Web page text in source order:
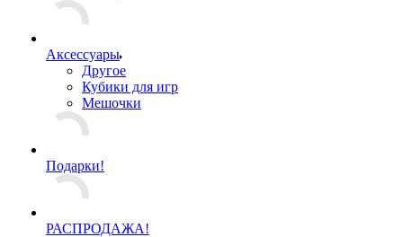
Аксессуары
Другое
Кубики для игр
Мешочки
Подарки!
РАСПРОДАЖА!